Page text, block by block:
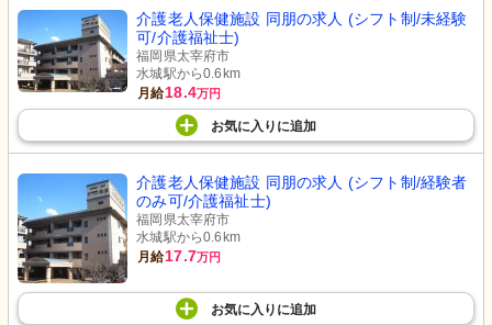
介護老人保健施設 同朋の求人 (シフト制/未経験
可/介護福祉士)
福岡県太宰府市
水城駅から0.6km
月給18.4万円
お気に入り に追加
介護老人保健施設 同朋の求人 (シフト制/経験者
のみ可/介護福祉士)
福岡県太宰府市
水城駅から0.6km
月給17.7万円
お気に入り に追加